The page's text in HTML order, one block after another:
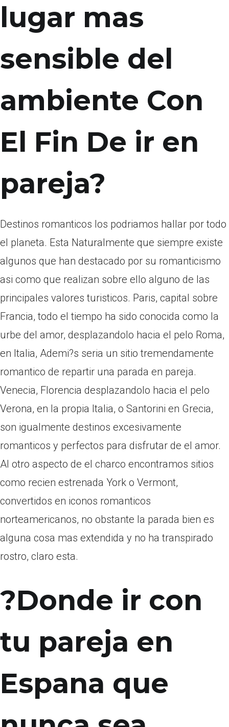
lugar mas
sensible del
ambiente Con
El Fin De ir en
pareja?
Destinos romanticos los podri­amos hallar por todo
el planeta. Esta Naturalmente que siempre existe
algunos que han destacado por su romanticismo
asi­ como que realizan sobre ello alguno de las
principales valores turisticos. Paris, capital sobre
Francia, todo el tiempo ha sido conocida como la
urbe del amor, desplazandolo hacia el pelo Roma,
en Italia, Ademi?s seri­a un sitio tremendamente
romantico de repartir una parada en pareja.
Venecia, Florencia desplazandolo hacia el pelo
Verona, en la propia Italia, o Santorini en Grecia,
son igualmente destinos excesivamente
romanticos y perfectos para disfrutar de el amor.
Al otro aspecto de el charco encontramos sitios
como recien estrenada York o Vermont,
convertidos en iconos romanticos
norteamericanos, no obstante la parada bien es
alguna cosa mas extendida y no ha transpirado
rostro, claro esta.
?Donde ir con
tu pareja en
Espana que